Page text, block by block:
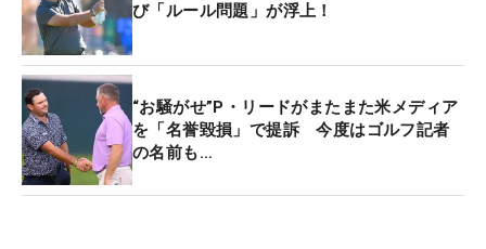
プレアブルを承認している。
DPワールド（欧州）ツアーはステートメントを発表
し、「何人かのマーシャルにより、特定の木にボー
ルが刺さったことが確認された。その上で双眼鏡に
よりボールマークが確認されたので、アンプレアブ
ルを承認した」とした。
び「ルール問題」が浮上！
“お騒がせ”P・リードがまたまた米メディア
を「名誉毀損」で提訴 今度はゴルフ記者
の名前も…